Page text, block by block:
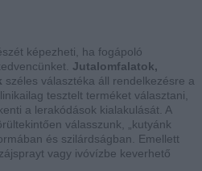
képezheti, ha fogápoló
Jutalomfalatok,
széles választéka áll rendelkezésre a
tesztelt terméket választani,
a lerakódások kialakulását. A
válasszunk, „kutyánk
és szilárdságban. Emellett
vagy ivóvízbe keverhető